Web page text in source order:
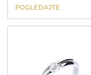
POGLEDAJTE